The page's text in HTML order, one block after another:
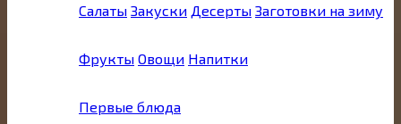
Салаты Закуски Десерты Заготовки на зиму
Фрукты Овощи Напитки
Первые блюда